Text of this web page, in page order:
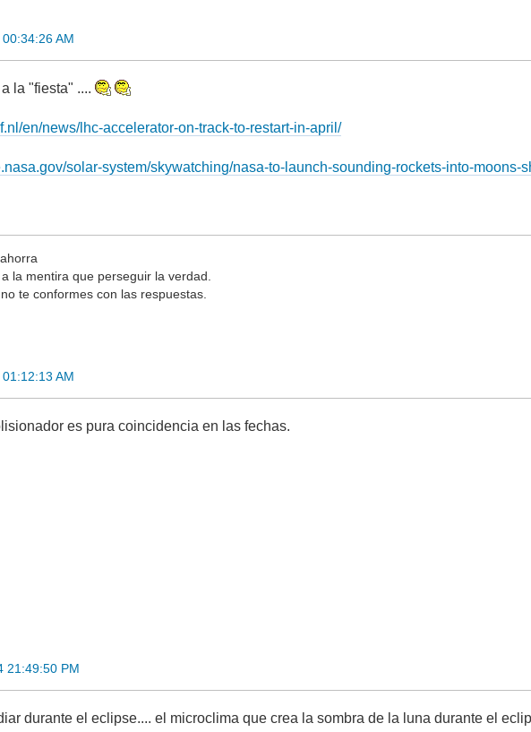
AM
la "fiesta" ....
en/news/lhc-accelerator-on-track-to-restart-in-april/
solar-system/skywatching/nasa-to-launch-sounding-rockets-into-moons-
la mentira que perseguir la verdad.
te conformes con las respuestas.
AM
es pura coincidencia en las fechas.
21:49:50 PM
durante el eclipse.... el microclima que crea la sombra de la luna durante el